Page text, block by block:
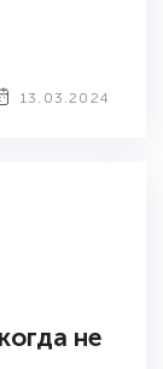
13.03.2024
не